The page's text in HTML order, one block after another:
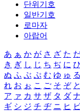
단위기호
일반기호
로마자
아랍어
あ ぁ か が さ ざ た
き ぎ し じ ち ぢ に ひ
ぬ ふ ぶ ぷ む ゆ ゅ る
れ お ぉ こ ご そ ぞ と
ア ァ カ サ ザ タ ダ ナ
ギ シ ジ チ ヂ ニ ヒ